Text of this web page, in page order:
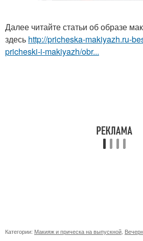
Далее читайте статьи об образе
здесь http://pricheska-makiyazh.ru-
pricheski-i-makiyazh/obr...
Категории: Макияж и прическа на выпускной